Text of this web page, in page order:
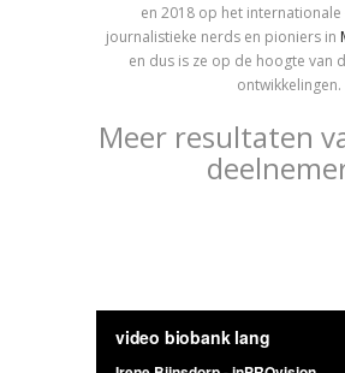
en 2018 op het
journalistieke nerds en pioniers in
en dus is ze op de hoogte van
ontwikkelingen.
Meer resultaten